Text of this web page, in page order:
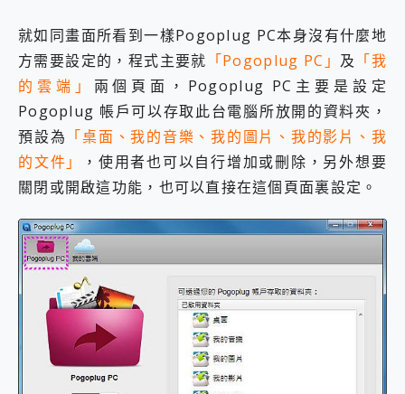
就如同畫面所看到一樣Pogoplug PC本身沒有什麼地
方需要設定的，程式主要就 「Pogoplug PC」 及 「我
的雲端」 兩個頁面，Pogoplug PC主要是設定
Pogoplug 帳戶可以存取此台電腦所放開的資料夾，
預設為 「桌面、我的音樂、我的圖片、我的影片、我
的文件」
，使用者也可以自行增加或刪除，另外想要
關閉或開啟這功能，也可以直接在這個頁面裏設定。